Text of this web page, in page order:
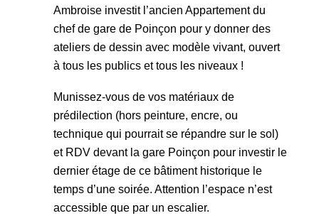
Ambroise investit l’ancien Appartement du
chef de gare de Poinçon pour y donner des
ateliers de dessin avec modèle vivant, ouvert
à tous les publics et tous les niveaux !
Munissez-vous de vos matériaux de
prédilection (hors peinture, encre, ou
technique qui pourrait se répandre sur le sol)
et RDV devant la gare Poinçon pour investir le
dernier étage de ce bâtiment historique le
temps d’une soirée. Attention l’espace n’est
accessible que par un escalier.